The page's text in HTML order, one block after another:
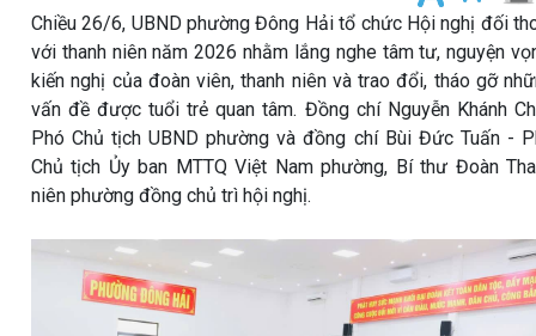
Chiều 26/6, UBND phường Đông Hải tổ chức Hội nghị đối
với thanh niên năm 2026 nhằm lắng nghe tâm tư, nguyện
kiến nghị của đoàn viên, thanh niên và trao đổi, tháo gỡ
vấn đề được tuổi trẻ quan tâm. Đồng chí Nguyễn Khánh
Phó Chủ tịch UBND phường và đồng chí Bùi Đức Tuấn -
Chủ tịch Ủy ban MTTQ Việt Nam phường, Bí thư Đoàn
niên phường đồng chủ trì hội nghị.